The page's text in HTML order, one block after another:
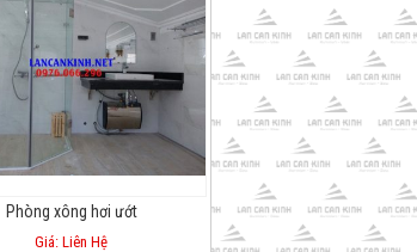
Phòng xông hơi ướt
Giá: Liên Hệ